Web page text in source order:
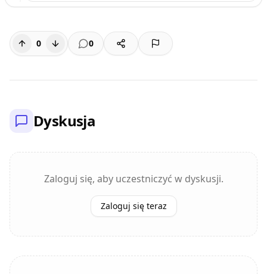
0 0
Dyskusja
Zaloguj się, aby uczestniczyć w dyskusji.
Zaloguj się teraz